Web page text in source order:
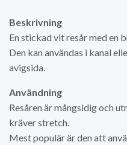
Beskrivning
En stickad vit resår med en
Den kan användas i kanal
avigsida.
Användning
Resåren är mångsidig och
kräver stretch.
Mest populär är den att